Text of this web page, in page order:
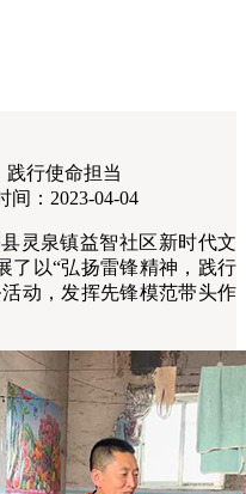
践行使命担当
间：2023-04-04
灵泉镇益智社区新时代文
了以“弘扬雷锋精神，践行
动，发挥先锋模范带头作